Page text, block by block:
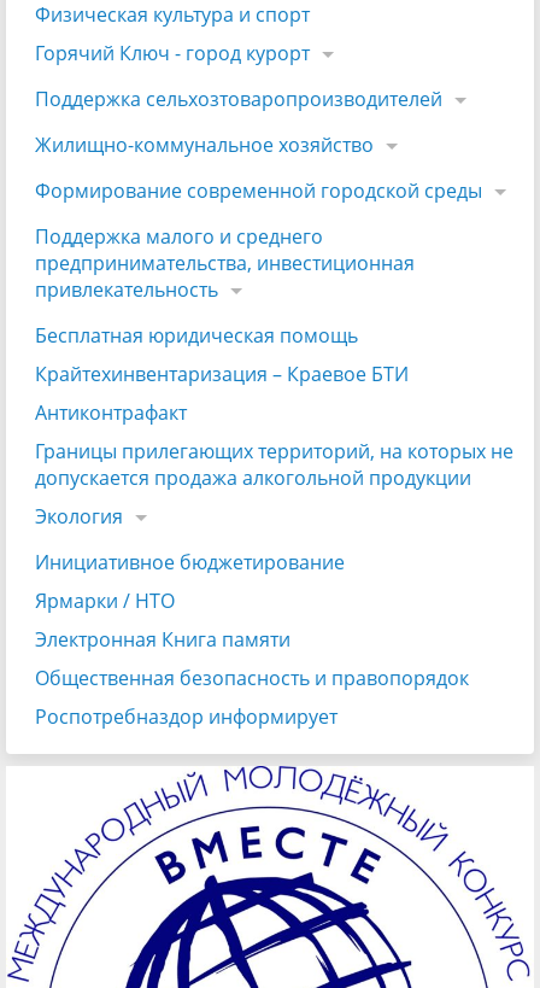
Физическая культура и спорт
Горячий Ключ - город курорт
Поддержка сельхозтоваропроизводителей
Жилищно-коммунальное хозяйство
Формирование современной городской среды
Поддержка малого и среднего
предпринимательства, инвестиционная
привлекательность
Бесплатная юридическая помощь
Крайтехинвентаризация – Краевое БТИ
Антиконтрафакт
Границы прилегающих территорий, на которых не
допускается продажа алкогольной продукции
Экология
Инициативное бюджетирование
Ярмарки / НТО
Электронная Книга памяти
Общественная безопасность и правопорядок
Роспотребназдор информирует